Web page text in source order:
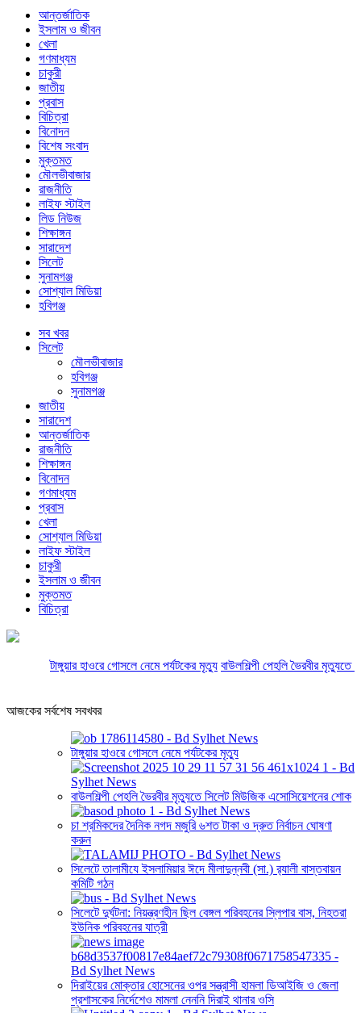
আন্তর্জাতিক
ইসলাম ও জীবন
খেলা
গণমাধ্যম
চাকুরী
জাতীয়
প্রবাস
বিচিত্রা
বিনোদন
বিশেষ সংবাদ
মুক্তমত
মৌলভীবাজার
রাজনীতি
লাইফ স্টাইল
লিড নিউজ
শিক্ষাঙ্গন
সারাদেশ
সিলেট
সুনামগঞ্জ
সোশ্যাল মিডিয়া
হবিগঞ্জ
সব খবর
সিলেট
মৌলভীবাজার
হবিগঞ্জ
সুনামগঞ্জ
জাতীয়
সারাদেশ
আন্তর্জাতিক
রাজনীতি
শিক্ষাঙ্গন
বিনোদন
গণমাধ্যম
প্রবাস
খেলা
সোশ্যাল মিডিয়া
লাইফ স্টাইল
চাকুরী
ইসলাম ও জীবন
মুক্তমত
বিচিত্রা
টাঙ্গুয়ার হাওরে গোসলে নেমে পর্যটকের মৃত্যু বাউলশিল্পী পেহলি ভৈরবীর মৃত্যুতে
আজকের সর্বশেষ সবখবর
টাঙ্গুয়ার হাওরে গোসলে নেমে পর্যটকের মৃত্যু
বাউলশিল্পী পেহলি ভৈরবীর মৃত্যুতে সিলেট মিউজিক এসোসিয়েশনের শোক
চা শ্রমিকদের দৈনিক নগদ মজুরি ৬শত টাকা ও দ্রুত নির্বাচন ঘোষণা
করুন
সিলেটে তালামীযে ইসলামিয়ার ঈদে মীলাদুন্নবী (সা.) র‌্যালী বাস্তবায়ন
কমিটি গঠন
সিলেটে দুর্ঘটনা: নিয়ন্ত্রণহীন ছিল বেঙ্গল পরিবহনের স্লিপার বাস, নিহতরা
ইউনিক পরিবহনের যাত্রী
দিরাইয়ের মোক্তার হোসেনের ওপর সন্ত্রাসী হামলা ডিআইজি ও জেলা
প্রশাসকের নির্দেশেও মামলা নেননি দিরাই থানার ওসি